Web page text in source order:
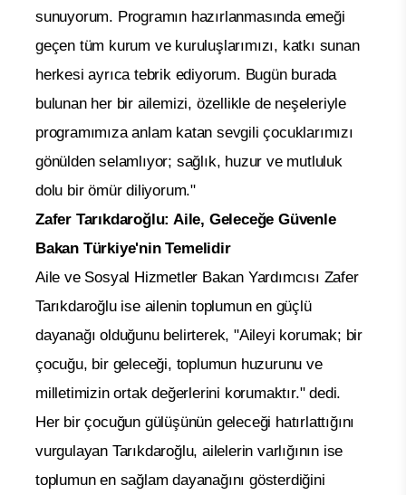
sunuyorum. Programın hazırlanmasında emeği
geçen tüm kurum ve kuruluşlarımızı, katkı sunan
herkesi ayrıca tebrik ediyorum. Bugün burada
bulunan her bir ailemizi, özellikle de neşeleriyle
programımıza anlam katan sevgili çocuklarımızı
gönülden selamlıyor; sağlık, huzur ve mutluluk
dolu bir ömür diliyorum."
Zafer Tarıkdaroğlu: Aile, Geleceğe Güvenle
Bakan Türkiye'nin Temelidir
Aile ve Sosyal Hizmetler Bakan Yardımcısı Zafer
Tarıkdaroğlu ise ailenin toplumun en güçlü
dayanağı olduğunu belirterek, "Aileyi korumak; bir
çocuğu, bir geleceği, toplumun huzurunu ve
milletimizin ortak değerlerini korumaktır." dedi.
Her bir çocuğun gülüşünün geleceği hatırlattığını
vurgulayan Tarıkdaroğlu, ailelerin varlığının ise
toplumun en sağlam dayanağını gösterdiğini